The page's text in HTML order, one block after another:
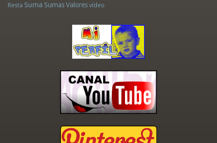
Resta Suma Sumas Valores vídeo